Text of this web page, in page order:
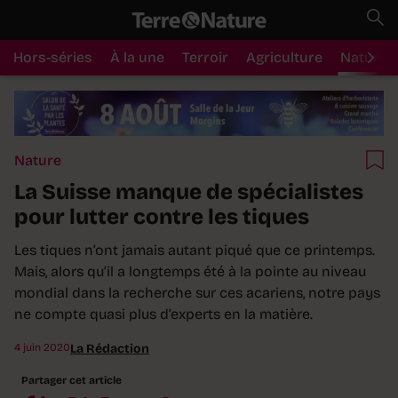
Hors-séries À la une Terroir Agriculture Nature
Nature
La Suisse manque de spécialistes
pour lutter contre les tiques
Les tiques n’ont jamais autant piqué que ce printemps.
Mais, alors qu’il a longtemps été à la pointe au niveau
mondial dans la recherche sur ces acariens, notre pays
ne compte quasi plus d’experts en la matière.
4 juin 2020La Rédaction
Partager cet article